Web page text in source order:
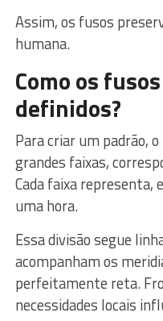
Assim, os fusos
humana.
Como os
definidos?
Para criar um padrão,
grandes faixas,
Cada faixa representa,
uma hora.
Essa divisão segue
acompanham os
perfeitamente reta.
necessidades locais